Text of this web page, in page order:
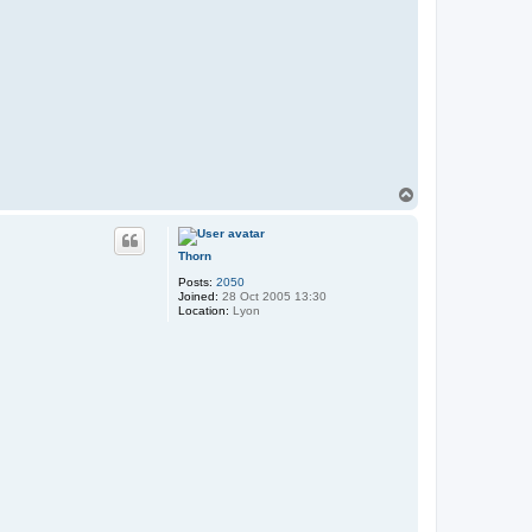
Thorn
Posts: 2050
Joined: 28 Oct 2005 13:30
Location: Lyon